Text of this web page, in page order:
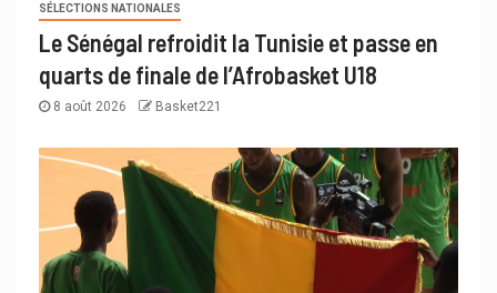
SÉLECTIONS NATIONALES
Le Sénégal refroidit la Tunisie et passe en
quarts de finale de l’Afrobasket U18
8 août 2026 Basket221